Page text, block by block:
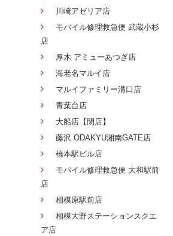
川崎アゼリア店
モバイル修理救急便 武蔵小杉
店
厚木 アミューあつぎ店
海老名マルイ店
マルイファミリー溝口店
青葉台店
大船店【閉店】
藤沢 ODAKYU湘南GATE店
橋本駅ビル店
モバイル修理救急便 大和駅前
店
相模原駅前店
相模大野ステーションスクエ
ア店